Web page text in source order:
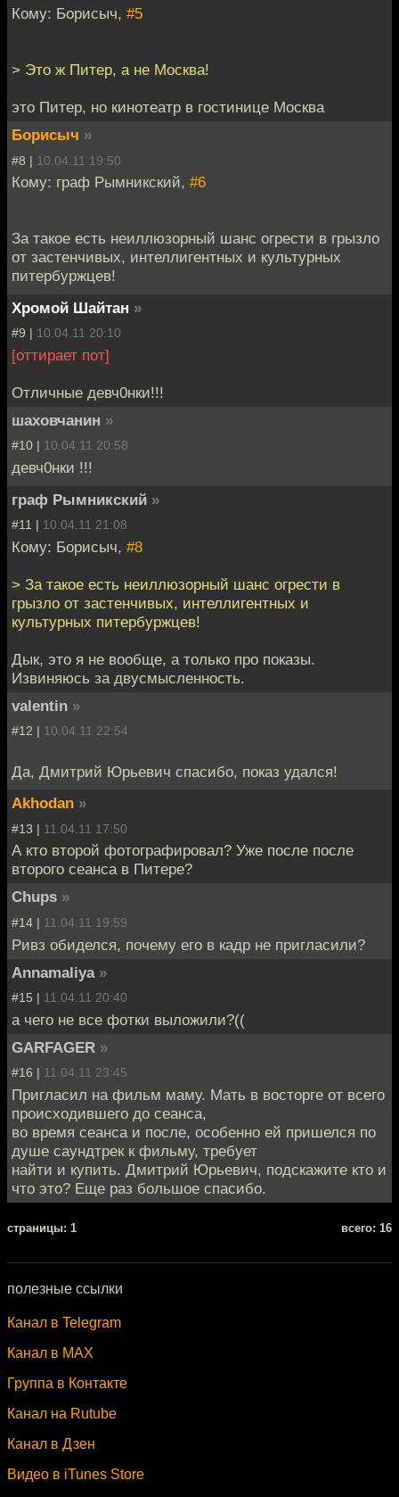
Кому: Борисыч, #5
> Это ж Питер, а не Москва!
это Питер, но кинотеатр в гостинице Москва
Борисыч »
#8 | 10.04.11 19:50
Кому: граф Рымникский, #6
За такое есть неиллюзорный шанс огрести в грызло
от застенчивых, интеллигентных и культурных
питербуржцев!
Хромой Шайтан »
#9 | 10.04.11 20:10
[оттирает пот]
Отличные девч0нки!!!
шаховчанин »
#10 | 10.04.11 20:58
девч0нки !!!
граф Рымникский »
#11 | 10.04.11 21:08
Кому: Борисыч, #8
> За такое есть неиллюзорный шанс огрести в
грызло от застенчивых, интеллигентных и
культурных питербуржцев!
Дык, это я не вообще, а только про показы.
Извиняюсь за двусмысленность.
valentin »
#12 | 10.04.11 22:54
Да, Дмитрий Юрьевич спасибо, показ удался!
Akhodan »
#13 | 11.04.11 17:50
А кто второй фотографировал? Уже после после
второго сеанса в Питере?
Chups »
#14 | 11.04.11 19:59
Ривз обиделся, почему его в кадр не пригласили?
Annamaliya »
#15 | 11.04.11 20:40
а чего не все фотки выложили?((
GARFAGER »
#16 | 11.04.11 23:45
Пригласил на фильм маму. Мать в восторге от всего
происходившего до сеанса,
во время сеанса и после, особенно ей пришелся по
душе саундтрек к фильму, требует
найти и купить. Дмитрий Юрьевич, подскажите кто и
что это? Еще раз большое спасибо.
cтраницы: 1 всего: 16
полезные ссылки
Канал в Telegram
Канал в MAX
Группа в Контакте
Канал на Rutube
Канал в Дзен
Видео в iTunes Store